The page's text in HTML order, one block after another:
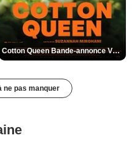
Cotton Queen Bande-annonce VO STFR
ne pas manquer